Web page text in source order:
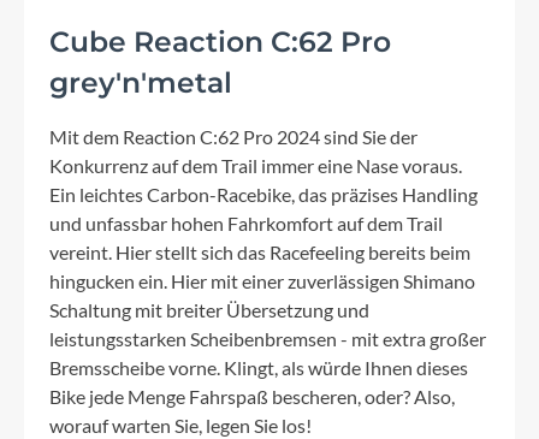
Cube Reaction C:62 Pro
grey'n'metal
Mit dem Reaction C:62 Pro 2024 sind Sie der
Konkurrenz auf dem Trail immer eine Nase voraus.
Ein leichtes Carbon-Racebike, das präzises Handling
und unfassbar hohen Fahrkomfort auf dem Trail
vereint. Hier stellt sich das Racefeeling bereits beim
hingucken ein. Hier mit einer zuverlässigen Shimano
Schaltung mit breiter Übersetzung und
leistungsstarken Scheibenbremsen - mit extra großer
Bremsscheibe vorne. Klingt, als würde Ihnen dieses
Bike jede Menge Fahrspaß bescheren, oder? Also,
worauf warten Sie, legen Sie los!